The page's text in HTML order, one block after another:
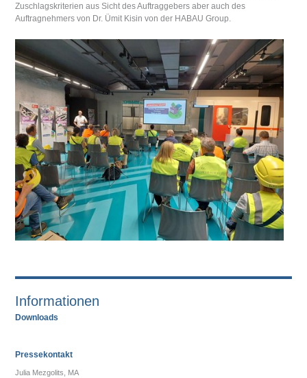
Zuschlagskriterien aus Sicht des Auftraggebers aber auch des
Auftragnehmers von Dr. Ümit Kisin von der HABAU Group.
Informationen
Downloads
Pressekontakt
Julia Mezgolits, MA